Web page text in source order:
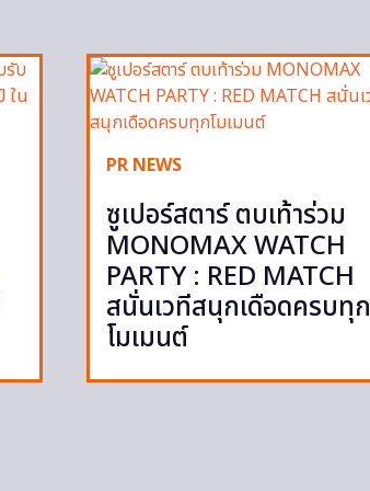
PR NEWS
ซูเปอร์สตาร์ ตบเท้าร่วม
MONOMAX WATCH
PARTY : RED MATCH
สนั่นเวทีสนุกเดือดครบทุก
โมเมนต์